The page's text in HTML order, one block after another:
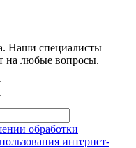
Наши специалисты
на любые вопросы.
обработки
интернет-